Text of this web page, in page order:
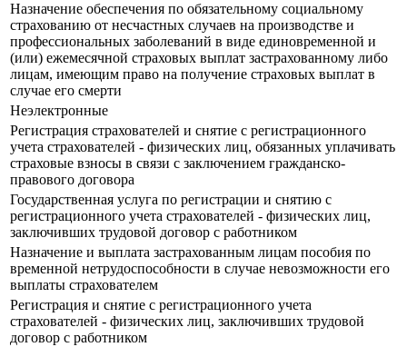
Назначение обеспечения по обязательному социальному
страхованию от несчастных случаев на производстве и
профессиональных заболеваний в виде единовременной и
(или) ежемесячной страховых выплат застрахованному либо
лицам, имеющим право на получение страховых выплат в
случае его смерти
Неэлектронные
Регистрация страхователей и снятие с регистрационного
учета страхователей - физических лиц, обязанных уплачивать
страховые взносы в связи с заключением гражданско-
правового договора
Государственная услуга по регистрации и снятию с
регистрационного учета страхователей - физических лиц,
заключивших трудовой договор с работником
Назначение и выплата застрахованным лицам пособия по
временной нетрудоспособности в случае невозможности его
выплаты страхователем
Регистрация и снятие с регистрационного учета
страхователей - физических лиц, заключивших трудовой
договор с работником